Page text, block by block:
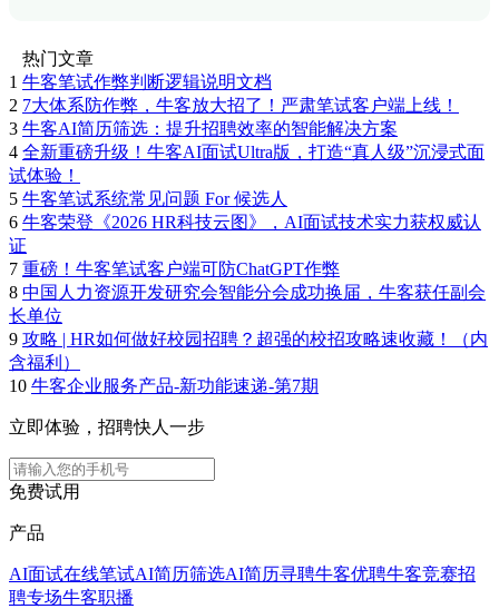
热门文章
1 牛客笔试作弊判断逻辑说明文档
2 7大体系防作弊，牛客放大招了！严肃笔试客户端上线！
3 牛客AI简历筛选：提升招聘效率的智能解决方案
4 全新重磅升级！牛客AI面试Ultra版，打造“真人级”沉浸式面
试体验！
5 牛客笔试系统常见问题 For 候选人
6 牛客荣登《2026 HR科技云图》，AI面试技术实力获权威认
证
7 重磅！牛客笔试客户端可防ChatGPT作弊
8 中国人力资源开发研究会智能分会成功换届，牛客获任副会
长单位
9 攻略 | HR如何做好校园招聘？超强的校招攻略速收藏！（内
含福利）
10 牛客企业服务产品-新功能速递-第7期
立即体验，招聘快人一步
免费试用
产品
AI面试在线笔试AI简历筛选AI简历寻聘牛客优聘牛客竞赛招
聘专场牛客职播